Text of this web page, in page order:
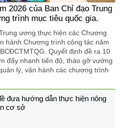
2026 của Ban Chỉ đạo Trung
trình mục tiêu quốc gia.
ương thực hiện các Chương
hành Chương trình công tác năm
Quyết định đề ra 10
đẩy nhanh tiến độ, tháo gỡ vướng
lý, vận hành các chương trình
đưa hướng dẫn thực hiện nông
cơ sở